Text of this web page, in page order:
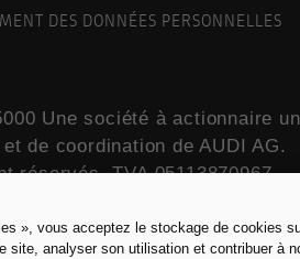
DES DONNÉES PERSONNELLES
Une société à actionnaire
de coordination de AUDI AG.
réservés. TVA 05113870967
pour la France
», vous acceptez le stockage de cookies
site, analyser son utilisation et contribuer à